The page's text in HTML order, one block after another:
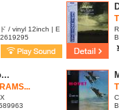
/ vinyl 12inch | E